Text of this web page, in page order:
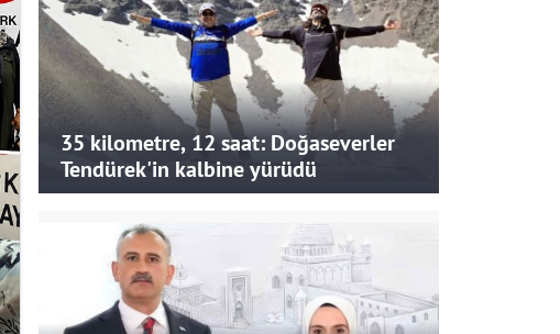
35 kilometre, 12 saat: Doğaseverler
Tendürek'in kalbine yürüdü